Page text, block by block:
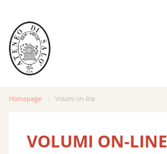
Homepage Volumi on-line
VOLUMI ON-LINE